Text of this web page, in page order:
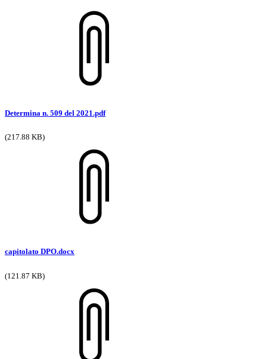
Determina n. 509 del 2021.pdf
(217.88 KB)
capitolato DPO.docx
(121.87 KB)